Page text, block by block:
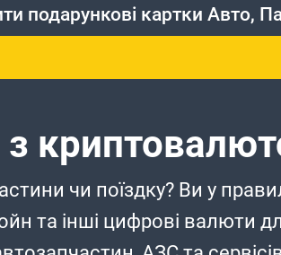
подарункові картки Авто,
з
чи поїздку? Ви у
та інші цифрові валюти